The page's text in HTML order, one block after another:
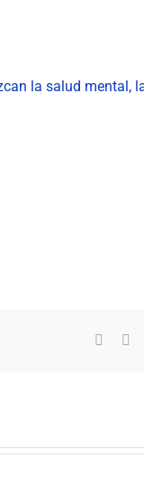
la salud mental,